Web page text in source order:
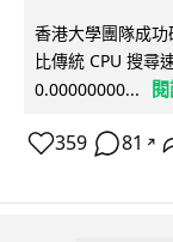
香港大學團隊成
比傳統 CPU 搜尋
0.00000000...
359 81 ↗